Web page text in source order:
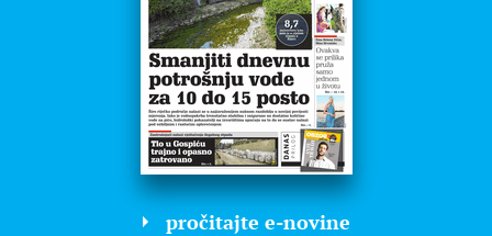
pročitajte e-novine